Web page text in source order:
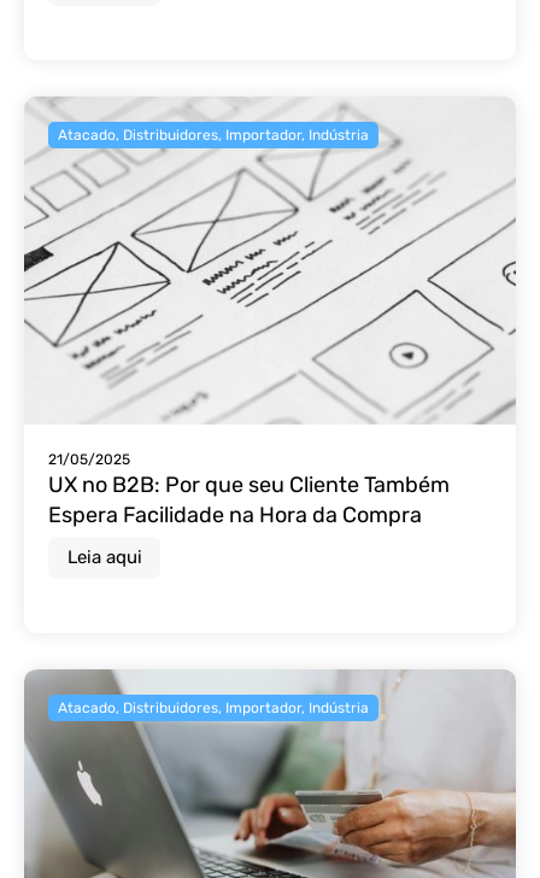
Atacado, Distribuidores, Importador, Indústria
21/05/2025
UX no B2B: Por que seu Cliente Também
Espera Facilidade na Hora da Compra
Leia aqui
Atacado, Distribuidores, Importador, Indústria